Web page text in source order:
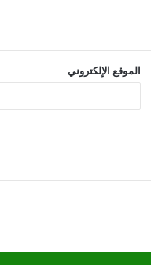
الموقع الإلكتروني